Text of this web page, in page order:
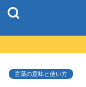
言葉の意味と使い方